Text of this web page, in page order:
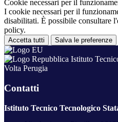
Cookie necessari per il
I cookie necessari per il
disabilitati. È possibile consultare
policy.
Accetta tutti Salva le preferenze
Istituto
Volta Perugia
Contatti
Istituto Tecnico Tecnologico